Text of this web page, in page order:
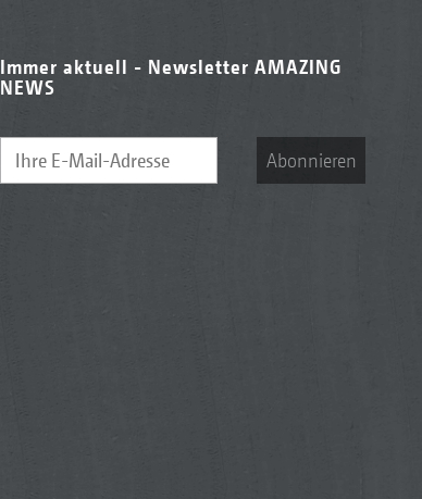
Immer aktuell - Newsletter AMAZING
NEWS
Abonnieren